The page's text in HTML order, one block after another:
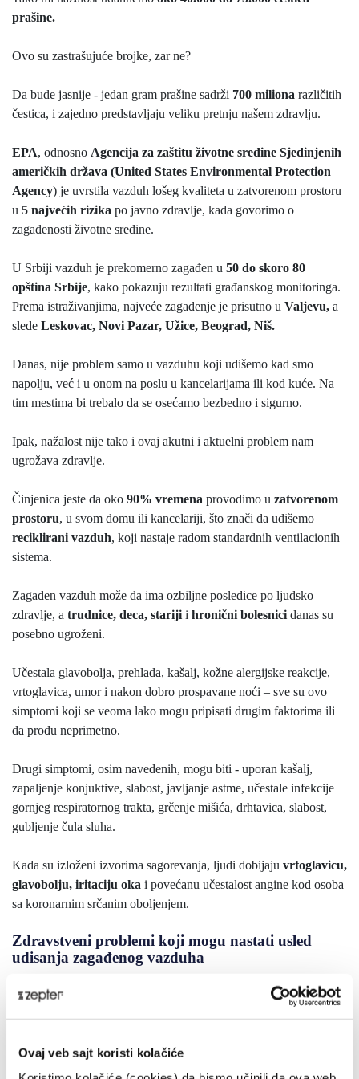
Ovaj veb sajt koristi kolačiće
prašine.
Ovo su zastrašujuće brojke, zar ne?
Da bude jasnije - jedan gram prašine sadrži 700 miliona različitih
čestica, i zajedno predstavljaju veliku pretnju našem zdravlju.
EPA, odnosno Agencija za zaštitu životne sredine Sjedinjenih
američkih država (United States Environmental Protection
Agency) je uvrstila vazduh lošeg kvaliteta u zatvorenom prostoru
u 5 najvećih rizika po javno zdravlje, kada govorimo o
zagađenosti životne sredine.
U Srbiji vazduh je prekomerno zagađen u 50 do skoro 80
opština Srbije, kako pokazuju rezultati građanskog monitoringa.
Prema istraživanjima, najveće zagađenje je prisutno u Valjevu, a
slede Leskovac, Novi Pazar, Užice, Beograd, Niš.
Danas, nije problem samo u vazduhu koji udišemo kad smo
napolju, već i u onom na poslu u kancelarijama ili kod kuće. Na
tim mestima bi trebalo da se osećamo bezbedno i sigurno.
Ipak, nažalost nije tako i ovaj akutni i aktuelni problem nam
ugrožava zdravlje.
Činjenica jeste da oko 90% vremena provodimo u zatvorenom
prostoru, u svom domu ili kancelariji, što znači da udišemo
reciklirani vazduh, koji nastaje radom standardnih ventilacionih
sistema.
Zagađen vazduh može da ima ozbiljne posledice po ljudsko
zdravlje, a trudnice, deca, stariji i hronični bolesnici danas su
posebno ugroženi.
Učestala glavobolja, prehlada, kašalj, kožne alergijske reakcije,
vrtoglavica, umor i nakon dobro prospavane noći – sve su ovo
simptomi koji se veoma lako mogu pripisati drugim faktorima ili
da prođu neprimetno.
Drugi simptomi, osim navedenih, mogu biti - uporan kašalj,
zapaljenje konjuktive, slabost, javljanje astme, učestale infekcije
gornjeg respiratornog trakta, grčenje mišića, drhtavica, slabost,
gubljenje čula sluha.
Kada su izloženi izvorima sagorevanja, ljudi dobijaju vrtoglavicu,
glavobolju, iritaciju oka i povećanu učestalost angine kod osoba
sa koronarnim srčanim oboljenjem.
Zdravstveni problemi koji mogu nastati usled
udisanja zagađenog vazduha
Uticaj na
(hronična bolest pluća, astma, upala pluća, tumorski procesi);
Uticaj nakardiovaskularni sistem